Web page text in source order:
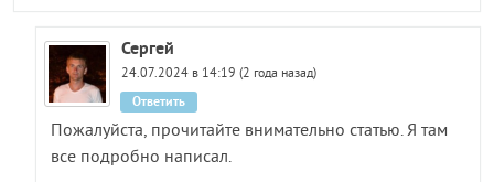
Сергей
24.07.2024 в 14:19 (2 года назад)
Пожалуйста, прочитайте внимательно статью. Я там
все подробно написал.
Ответить